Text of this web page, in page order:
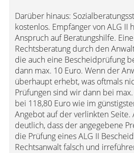
Darüber hinaus:
kostenlos. Empfänger von ALG II
Anspruch auf Beratungshilfe.
Rechtsberatung durch den
die auch eine Bescheidprüfung
dann max. 10 Euro. Wenn der
überhaupt erhebt, was oftmals
Prüfungen sind wir dann bei
bei 118,80 Euro wie im
Angebot auf der verlinkten
deutlich, dass der angegebene
die Prüfung eines ALG II
Rechtsanwalt falsch und